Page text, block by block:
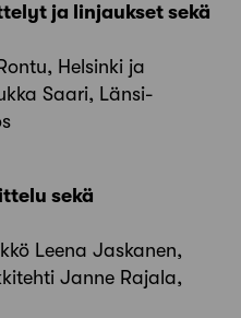
ja linjaukset sekä
Helsinki ja
Saari, Länsi-
sekä
Leena Jaskanen,
Janne Rajala,